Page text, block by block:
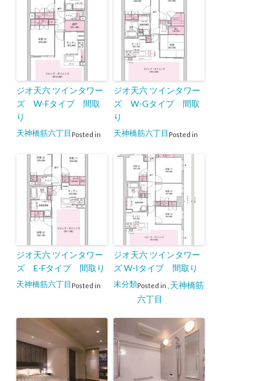
ジオ天六 ツインタワー
ズ W-Fタイプ 間取
り
Posted in
天神橋筋六丁目
ジオ天六 ツインタワー
ズ W-Gタイプ 間取
り
Posted in
天神橋筋六丁目
ジオ天六 ツインタワー
ズ E-Fタイプ 間取り
Posted in
天神橋筋六丁目
ジオ天六 ツインタワー
ズ W-Iタイプ 間取り
Posted in
未分類
天神橋筋
六丁目